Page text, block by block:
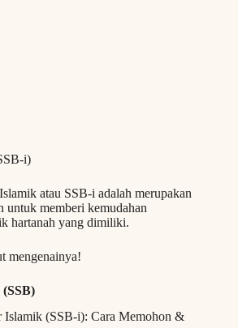
i)
atau SSB-i adalah merupakan
memberi kemudahan
hartanah yang dimiliki.
mengenainya!